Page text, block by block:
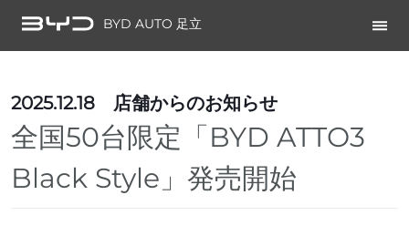
BYD AUTO 足立
2025.12.18 店舗からのお知らせ
全国50台限定「BYD ATTO3
Black Style」発売開始